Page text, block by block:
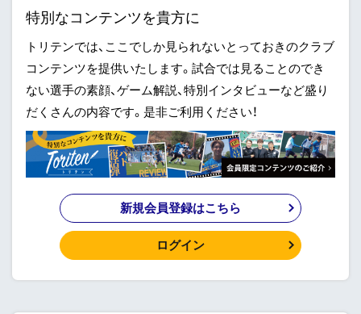
特別なコンテンツを貴方に
トリテンでは、ここでしか見られないとっておきのクラブ
コンテンツを提供いたします。試合では見ることのでき
ない選手の素顔、ゲーム解説、特別インタビューなど盛り
だくさんの内容です。是非ご利用ください！
新規会員登録はこちら
ログイン